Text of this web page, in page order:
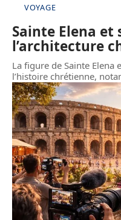
VOYAGE
Sainte Elena
l’architecture
La figure de Sainte Elena
l’histoire chrétienne,